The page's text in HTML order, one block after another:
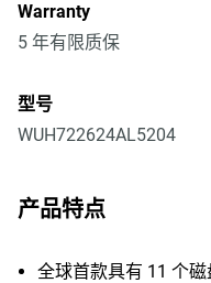
Warranty
5 年有限质保
型号
WUH722624AL5204
产品特点
全球首款具有 11 个磁